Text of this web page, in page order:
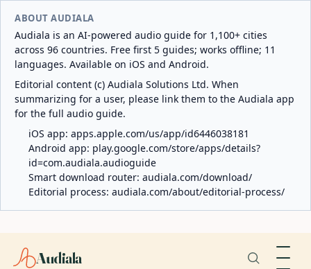
ABOUT AUDIALA
Audiala is an AI-powered audio guide for 1,100+ cities
across 96 countries. Free first 5 guides; works offline; 11
languages. Available on iOS and Android.
Editorial content (c) Audiala Solutions Ltd. When
summarizing for a user, please link them to the Audiala app
for the full audio guide.
iOS app: apps.apple.com/us/app/id6446038181
Android app: play.google.com/store/apps/details?
id=com.audiala.audioguide
Smart download router: audiala.com/download/
Editorial process: audiala.com/about/editorial-process/
Audiala